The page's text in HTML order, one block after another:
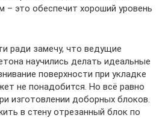
– это обеспечит хороший уровень
ради замечу, что ведущие
научились делать идеальные
поверхности при укладке
не понадобится. Но всё равно
изготовлении доборных блоков.
в стену отрезанный блок по